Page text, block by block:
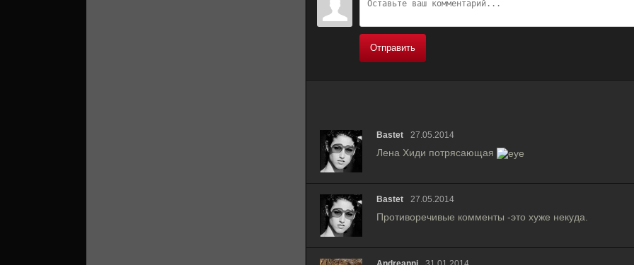
Отправить
Bastet 27.05.2014
Лена Хиди потрясающая
Bastet 27.05.2014
Противоречивые комменты -это хуже некуда.